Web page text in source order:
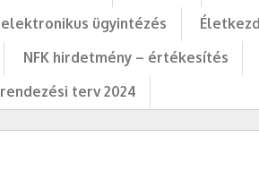
ügyintézés
NFK hirdetmény – értékesítés
terv 2024